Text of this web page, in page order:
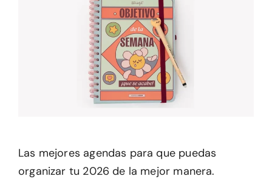
Las mejores agendas para que puedas
organizar tu 2026 de la mejor manera.